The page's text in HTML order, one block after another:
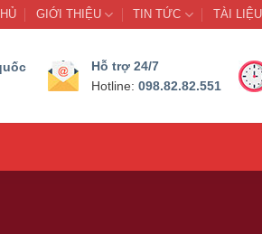
GIỚI THIỆU TIN TỨC TÀI LIỆU
Hỗ trợ 24/7
Hotline: 098.82.82.551